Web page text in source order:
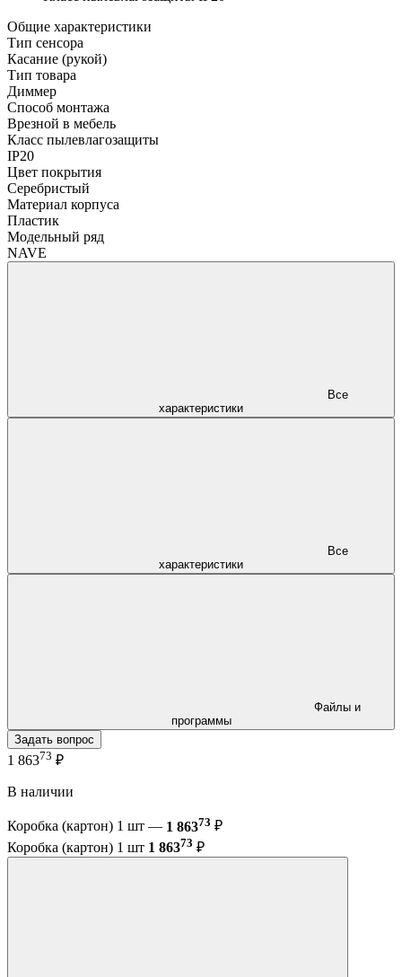
Общие характеристики
Тип сенсора
Касание (рукой)
Тип товара
Диммер
Способ монтажа
Врезной в мебель
Класс пылевлагозащиты
IP20
Цвет покрытия
Серебристый
Материал корпуса
Пластик
Модельный ряд
NAVE
характеристики
характеристики
программы
Задать вопрос
1 86373 ₽
В наличии
Коробка (картон) 1 шт — 1 86373 ₽
Коробка (картон) 1 шт 1 86373 ₽